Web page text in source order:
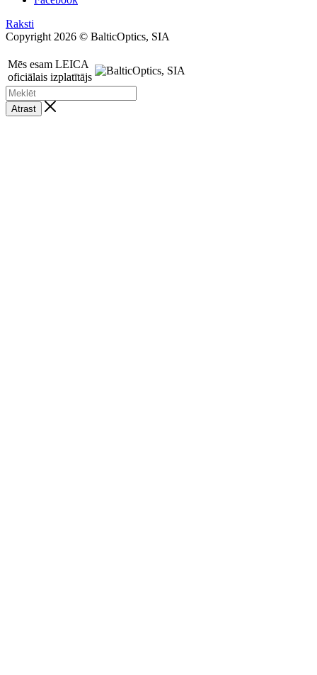
Raksti
Copyright 2026 © BalticOptics, SIA
Mēs esam LEICA
oficiālais izplatītājs
Atrast